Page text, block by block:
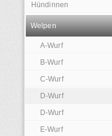
Hündinnen
Welpen
A-Wurf
B-Wurf
C-Wurf
D-Wurf
D-Wurf
E-Wurf